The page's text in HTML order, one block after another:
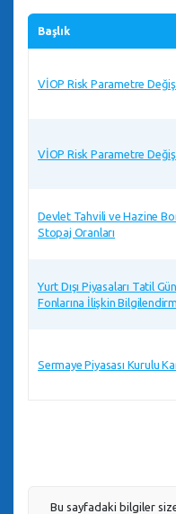
Başlık
VİOP Risk Parametre
VİOP Risk Parametre
Devlet Tahvili ve Hazine
Stopaj Oranları
Yurt Dışı Piyasaları Tatil
Fonlarına İlişkin
Sermaye Piyasası Kurulu
Bu sayfadaki bilgiler